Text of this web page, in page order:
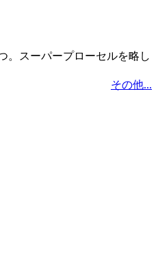
。スーパープローセルを略し
その他...